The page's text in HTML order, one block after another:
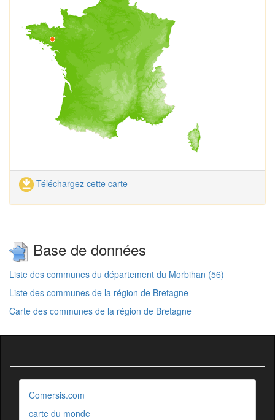
Téléchargez cette carte
Base de données
Liste des communes du département du Morbihan (56)
Liste des communes de la région de Bretagne
Carte des communes de la région de Bretagne
Comersis.com
carte du monde